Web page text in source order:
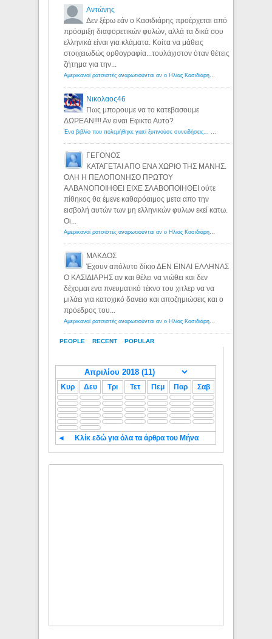
PEOPLE RECENT POPULAR
Αντώνης
Δεν ξέρω εάν ο Κασιδιάρης προέρχεται από
πρόσμιξη διαφορετικών φυλών, αλλά τα δικά σου
ελληνικά είναι για κλάματα. Κοίτα να μάθεις
στοιχειωδώς ορθογραφία...τουλάχιστον όταν θέτεις
ζήτημα για την...
Αμερικανοί ρατσιστές αναρωτιούνται αν ο Ηλίας Κασιδιάρης ανήκει στη λευκή φυλή... - Λόγιος Ερμής
Νικολαος46
Πως μπορουμε να το κατεβασουμε
ΔΩΡΕΑΝ!!!! Αν ειναι Εφικτο Αυτο?
Ένα βιβλίο που πολεμήθηκε γιατί ξυπνούσε συνειδήσεις... - Λόγιος Ερμής | Η γνώση ξεκινάει με την αναζήτηση...
ΓΕΓΟΝΟΣ
ΚΑΤΑΓΕΤΑΙ ΑΠΟ ΕΝΑ ΧΩΡΙΟ ΤΗΣ ΜΑΝΗΣ.
ΟΛΗ Η ΠΕΛΟΠΟΝΗΣΟ ΠΡΩΤΟΥ
ΑΛΒΑΝΟΠΟΙΗΘΕΙ ΕΙΧΕ ΣΛΑΒΟΠΟΙΗΘΕΙ ούτε
πίθηκος θα έμενε καθαρόαιμος μετα απο την
εισβολή αυτών των μη ελληνικών φυλων εκεί κατω.
Οι...
Αμερικανοί ρατσιστές αναρωτιούνται αν ο Ηλίας Κασιδιάρης ανήκει στη λευκή φυλή... - Λόγιος Ερμής
ΜΑΚΔΟΣ
Έχουν απόλυτο δίκιο ΔΕΝ ΕΙΝΑΙ ΕΛΛΗΝΑΣ
Ο ΚΑΣΙΔΙΑΡΗΣ αν και θέλει να νιώθει και δεν
δέχομαι ενα πνευματικό τέκνο του χιτλερ να να
μιλάει για κατοχικό δανειο και αποζημιώσεις και ο
πρόεδρος του...
Αμερικανοί ρατσιστές αναρωτιούνται αν ο Ηλίας Κασιδιάρης ανήκει στη λευκή φυλή... - Λόγιος Ερμής
Κυρ Δευ Τρι Τετ Πεμ Παρ Σαβ
◄ Κλίκ εδώ για όλα τα άρθρα του Μήνα